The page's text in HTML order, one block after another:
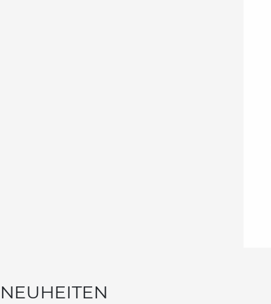
NEUHEITEN